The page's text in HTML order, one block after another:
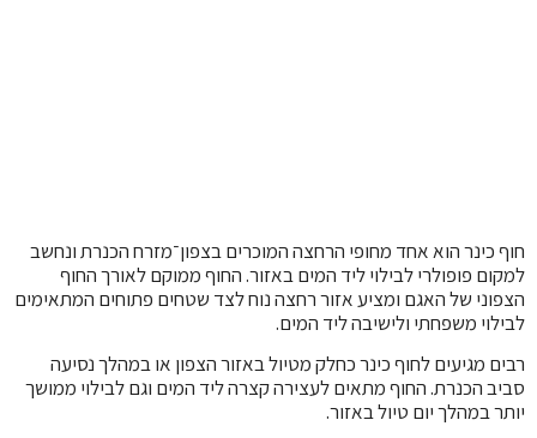
חוף כינר הוא אחד מחופי הרחצה המוכרים בצפון־מזרח הכנרת ונחשב
למקום פופולרי לבילוי ליד המים באזור. החוף ממוקם לאורך החוף
הצפוני של האגם ומציע אזור רחצה נוח לצד שטחים פתוחים המתאימים
לבילוי משפחתי ולישיבה ליד המים.
רבים מגיעים לחוף כינר כחלק מטיול באזור הצפון או במהלך נסיעה
סביב הכנרת. החוף מתאים לעצירה קצרה ליד המים וגם לבילוי ממושך
יותר במהלך יום טיול באזור.